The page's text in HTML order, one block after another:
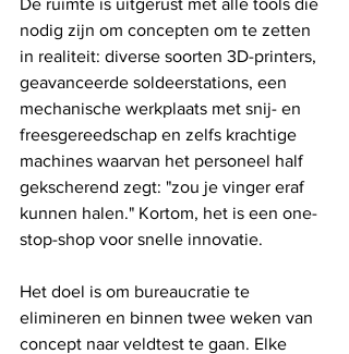
nodig zijn om concepten om te zetten
in realiteit: diverse soorten 3D-printers,
geavanceerde soldeerstations, een
mechanische werkplaats met snij- en
freesgereedschap en zelfs krachtige
machines waarvan het personeel half
gekscherend zegt: "zou je vinger eraf
kunnen halen." Kortom, het is een one-
stop-shop voor snelle innovatie.
Het doel is om bureaucratie te
elimineren en binnen twee weken van
concept naar veldtest te gaan. Elke